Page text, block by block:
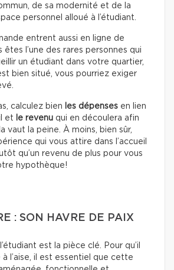
de sa modernité et de la
personnel alloué à l’étudiant.
entrent aussi en ligne de
êtes l’une des rares personnes qui
un étudiant dans votre quartier,
bien situé, vous pourriez exiger
calculez bien les dépenses en lien
et
le revenu qui en découlera afin
vaut la peine. À moins, bien sûr,
qui vous attire dans l’accueil
qu’un revenu de plus pour vous
hypothèque!
: SON HAVRE DE PAIX
est la pièce clé. Pour qu’il
l’aise, il est essentiel que cette